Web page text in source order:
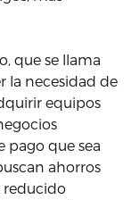
que se llama
la necesidad de
equipos
pago que sea
ahorros
reducido